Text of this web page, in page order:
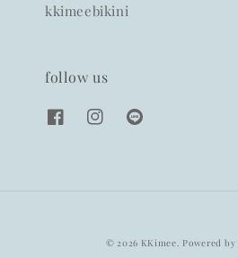
kkimeebikini
follow us
© 2026 KKimee. Powered by